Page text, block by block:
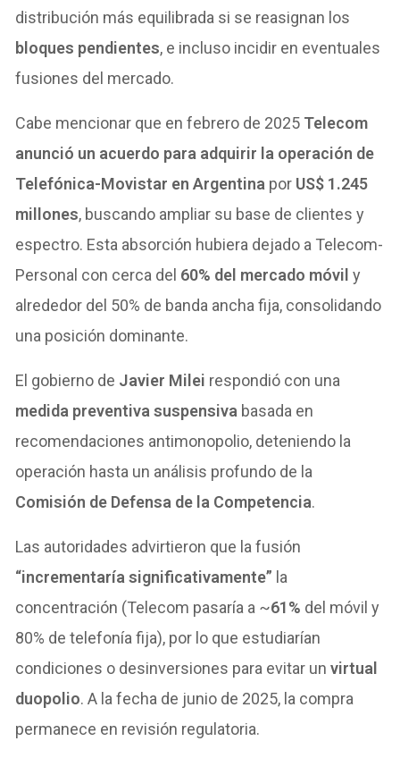
distribución más equilibrada si se reasignan los
bloques pendientes, e incluso incidir en eventuales
fusiones del mercado.
Cabe mencionar que en febrero de 2025 Telecom
anunció un acuerdo para adquirir la operación de
Telefónica-Movistar en Argentina por US$ 1.245
millones, buscando ampliar su base de clientes y
espectro. Esta absorción hubiera dejado a Telecom-
Personal con cerca del 60% del mercado móvil y
alrededor del 50% de banda ancha fija, consolidando
una posición dominante.
El gobierno de Javier Milei respondió con una
medida preventiva suspensiva basada en
recomendaciones antimonopolio, deteniendo la
operación hasta un análisis profundo de la
Comisión de Defensa de la Competencia.
Las autoridades advirtieron que la fusión
“incrementaría significativamente” la
concentración (Telecom pasaría a ~61% del móvil y
80% de telefonía fija), por lo que estudiarían
condiciones o desinversiones para evitar unvirtual
duopolio. A la fecha de junio de 2025, la compra
permanece en revisión regulatoria.